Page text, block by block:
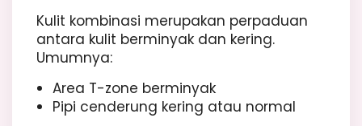
Kulit kombinasi merupakan perpaduan
antara kulit berminyak dan kering.
Umumnya:
Area T-zone berminyak
Pipi cenderung kering atau normal